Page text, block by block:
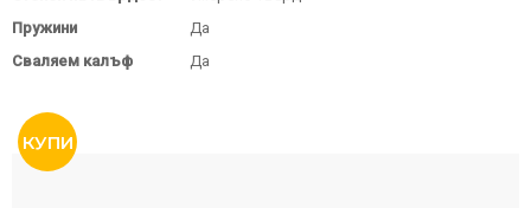
Пружини
Да
Сваляем калъф
Да